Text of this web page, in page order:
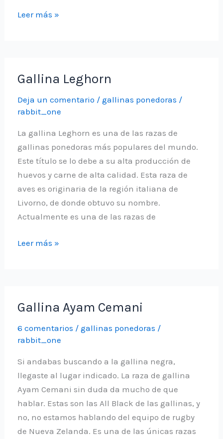
Cómo
Ponedora
para
mi
Avícola
Leer más »
Gallina Leghorn
Deja un comentario / gallinas ponedoras /
rabbit_one
La gallina Leghorn es una de las razas de
gallinas ponedoras más populares del mundo.
Este título se lo debe a su alta producción de
huevos y carne de alta calidad. Esta raza de
aves es originaria de la región italiana de
Livorno, de donde obtuvo su nombre.
Actualmente es una de las razas de
Gallina
Leer más »
Gallina Ayam Cemani
6 comentarios / gallinas ponedoras /
rabbit_one
Si andabas buscando a la gallina negra,
llegaste al lugar indicado. La raza de gallina
Ayam Cemani sin duda da mucho de que
hablar. Estas son las All Black de las gallinas, y
no, no estamos hablando del equipo de rugby
de Nueva Zelanda. Es una de las únicas razas